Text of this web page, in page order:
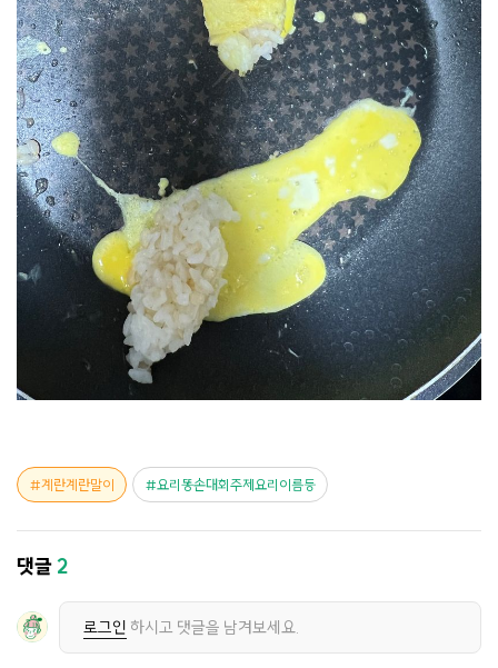
계란계란말이 요리똥손대회주제요리이름등
댓글2
로그인 하시고 댓글을 남겨보세요.